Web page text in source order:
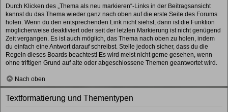
Durch Klicken des „Thema als neu markieren“-Links in der Beitragsansicht
kannst du das Thema wieder ganz nach oben auf die erste Seite des Forums
holen. Wenn du den entsprechenden Link nicht siehst, dann ist die Funktion
möglicherweise deaktiviert oder seit der letzten Markierung ist nicht genügend
Zeit vergangen. Es ist auch möglich, das Thema nach oben zu holen, indem
du einfach eine Antwort darauf schreibst. Stelle jedoch sicher, dass du die
Regeln dieses Boards beachtest! Es wird meist nicht gerne gesehen, wenn
ohne triftigen Grund auf alte oder abgeschlossene Themen geantwortet wird.
Nach oben
Textformatierung und Thementypen